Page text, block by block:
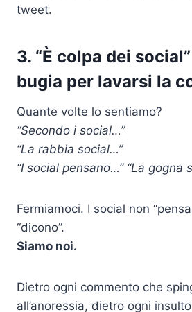
tweet.
3. “È colpa dei
bugia per lavarsi la
Quante volte lo sentiamo?
“Secondo i social…”
“La rabbia social…”
“I social pensano…” “La gogna
Fermiamoci. I social non
“dicono”.
Siamo noi.
Dietro ogni commento che
all’anoressia, dietro ogni